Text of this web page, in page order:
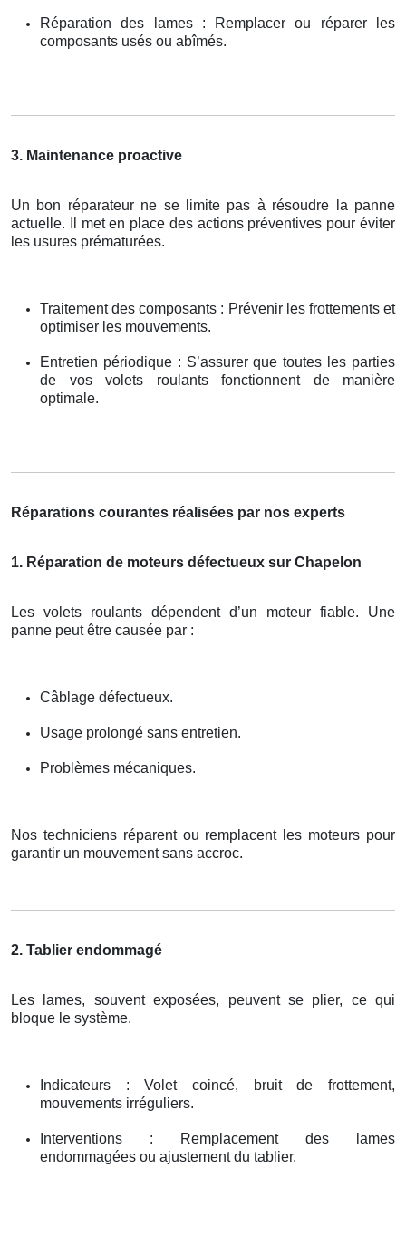
Réparation des lames : Remplacer ou réparer les
composants usés ou abîmés.
3. Maintenance proactive
Un bon réparateur ne se limite pas à résoudre la panne
actuelle. Il met en place des actions préventives pour éviter
les usures prématurées.
Traitement des composants : Prévenir les frottements et
optimiser les mouvements.
Entretien périodique : S’assurer que toutes les parties
de vos volets roulants fonctionnent de manière
optimale.
Réparations courantes réalisées par nos experts
1. Réparation de moteurs défectueux sur Chapelon
Les volets roulants dépendent d’un moteur fiable. Une
panne peut être causée par :
Câblage défectueux.
Usage prolongé sans entretien.
Problèmes mécaniques.
Nos techniciens réparent ou remplacent les moteurs pour
garantir un mouvement sans accroc.
2. Tablier endommagé
Les lames, souvent exposées, peuvent se plier, ce qui
bloque le système.
Indicateurs : Volet coincé, bruit de frottement,
mouvements irréguliers.
Interventions : Remplacement des lames
endommagées ou ajustement du tablier.